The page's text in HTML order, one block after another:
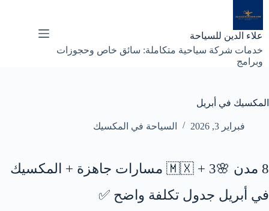
إلى
المحتوى
علاء الدين للسياحة
خدمات شركة سياحية متكاملة: سائق خاص وحجوزات
وبرامج
المكسيك في أبريل
فبراير 3, 2026 السياحة في المكسيك
8 مدن 🌸🇲🇽 + 3 مسارات جاهزة + المكسيك
في أبريل جدول تكلفة واضح ✅